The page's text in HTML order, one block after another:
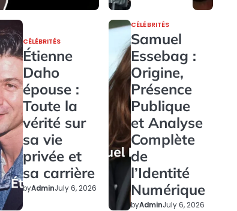
CÉLÉBRITÉS
Étienne
Daho
épouse :
Toute la
vérité sur
sa vie
privée et
sa carrière
byAdminJuly 6, 2026
CÉLÉBRITÉS
Samuel
Essebag :
Origine,
Présence
Publique
et Analyse
Complète
de
l’Identité
Numérique
byAdminJuly 6, 2026